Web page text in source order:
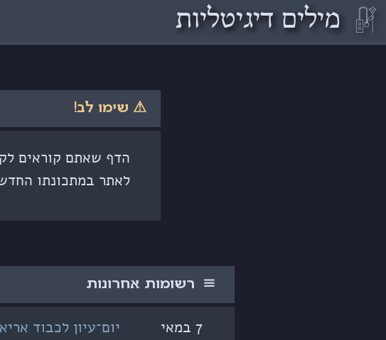
𓏞 מילים דיגיטליות
⚠ שימו לב!
הדף שאתם קוראים
לאתר במתכונתו
רשומות אחרונות
7 במאי
יום־עיון לכבוד